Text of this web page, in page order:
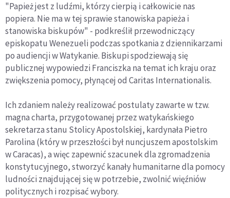
"Papież jest z ludźmi, którzy cierpią i całkowicie nas
popiera. Nie ma w tej sprawie stanowiska papieża i
stanowiska biskupów" - podkreślił przewodniczący
episkopatu Wenezueli podczas spotkania z dziennikarzami
po audiencji w Watykanie. Biskupi spodziewają się
publicznej wypowiedzi Franciszka na temat ich kraju oraz
zwiększenia pomocy, płynącej od Caritas Internationalis.
Ich zdaniem należy realizować postulaty zawarte w tzw.
magna charta, przygotowanej przez watykańskiego
sekretarza stanu Stolicy Apostolskiej, kardynała Pietro
Parolina (który w przeszłości był nuncjuszem apostolskim
w Caracas), a więc zapewnić szacunek dla zgromadzenia
konstytucyjnego, stworzyć kanały humanitarne dla pomocy
ludności znajdującej się w potrzebie, zwolnić więźniów
politycznych i rozpisać wybory.